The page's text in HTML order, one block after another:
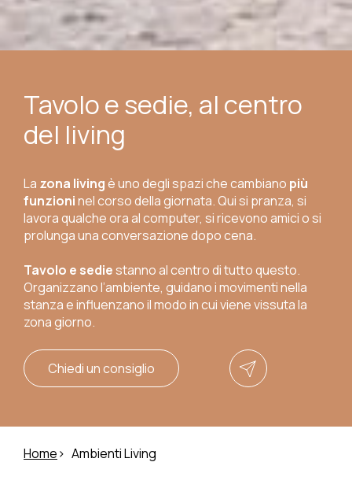
Tavolo e sedie, al centro
del living
La zona livingè uno degli spazi che cambiano più
funzioninel corso della giornata. Qui si pranza, si
lavora qualche ora al computer, si ricevono amici o si
prolunga una conversazione dopo cena.
Tavolo e sediestanno al centro di tutto questo.
Organizzano l’ambiente, guidano i movimenti nella
stanza e influenzano il modo in cui viene vissuta la
zona giorno.
Chiedi un consiglio
Home Ambienti Living